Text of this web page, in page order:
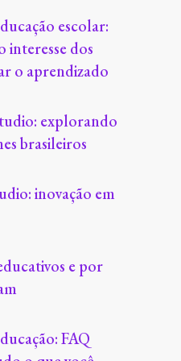
escolar:
interesse dos
o aprendizado
explorando
brasileiros
inovação em
e por
FAQ